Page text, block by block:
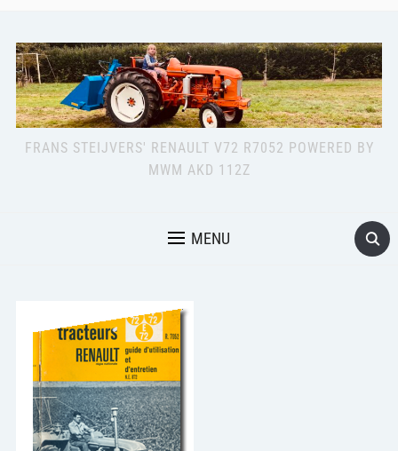
FRANS STEIJVERS' RENAULT V72 R7052 POWERED BY
MWM AKD 112Z
MENU